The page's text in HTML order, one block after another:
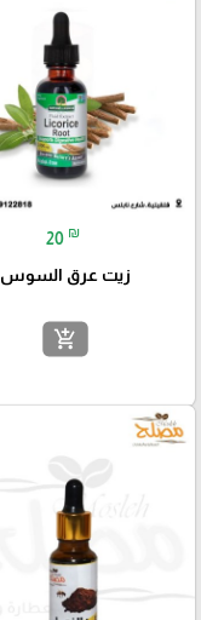
20 ₪
زيت عرق السوس
add_shopping_cart